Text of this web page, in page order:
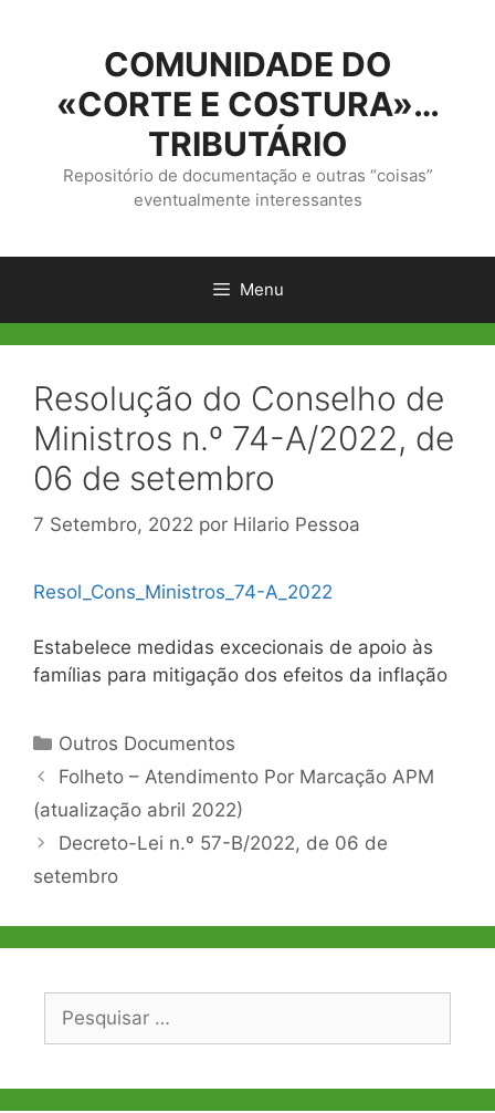
conteúdo
COMUNIDADE DO
«CORTE E COSTURA»…
TRIBUTÁRIO
Repositório de documentação e outras “coisas”
eventualmente interessantes
Menu
Resolução do Conselho de
Ministros n.º 74-A/2022, de
06 de setembro
7 Setembro, 2022 por Hilario Pessoa
Resol_Cons_Ministros_74-A_2022
Estabelece medidas excecionais de apoio às
famílias para mitigação dos efeitos da inflação
Categorias
Outros Documentos
Navegação
de
Folheto – Atendimento Por Marcação APM
(atualização abril 2022)
Decreto-Lei n.º 57-B/2022, de 06 de
setembro
Pesquisar